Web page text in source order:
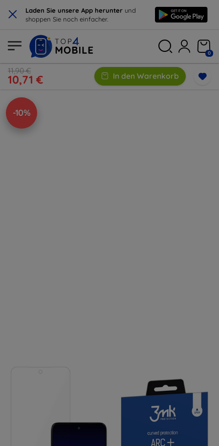
× Laden Sie unsere App herunter und
shoppen Sie noch einfacher.
0
11,90 €
10,71 € In den Warenkorb
-10%